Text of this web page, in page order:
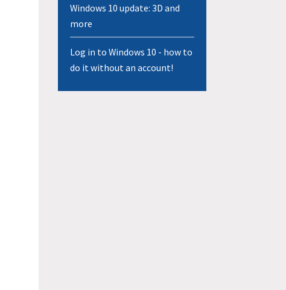
Windows 10 update: 3D and
more
Log in to Windows 10 - how to
do it without an account!